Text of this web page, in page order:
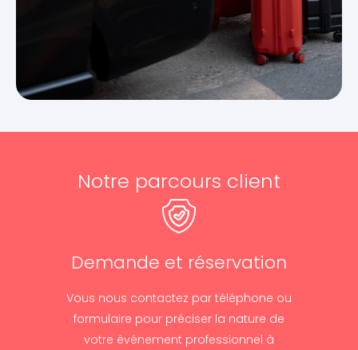
Notre parcours client
Demande et réservation
Vous nous contactez par téléphone ou
formulaire pour préciser la nature de
votre événement professionnel à